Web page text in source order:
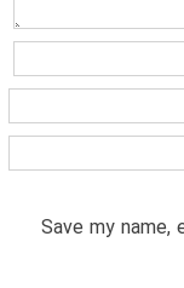
Save my